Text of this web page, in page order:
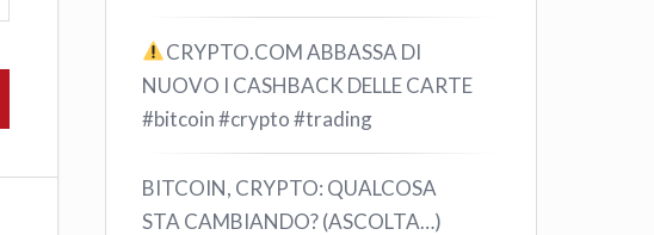
CRYPTO.COM ABBASSA DI
NUOVO I CASHBACK DELLE CARTE
#bitcoin #crypto #trading
BITCOIN, CRYPTO: QUALCOSA
STA CAMBIANDO? (ASCOLTA…)